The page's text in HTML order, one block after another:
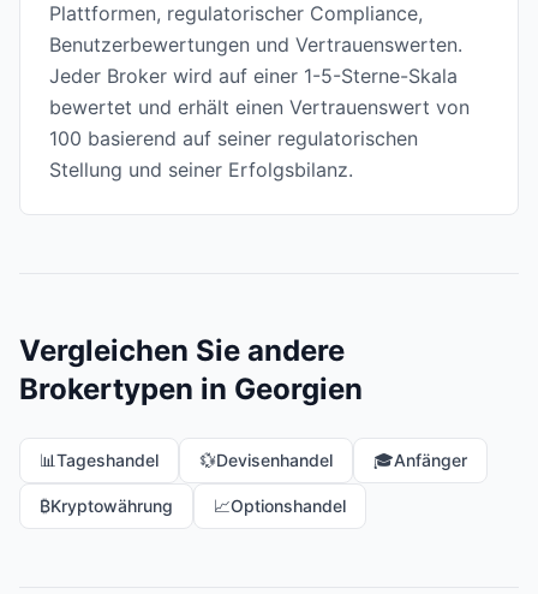
Plattformen, regulatorischer Compliance,
Benutzerbewertungen und Vertrauenswerten.
Jeder Broker wird auf einer 1-5-Sterne-Skala
bewertet und erhält einen Vertrauenswert von
100 basierend auf seiner regulatorischen
Stellung und seiner Erfolgsbilanz.
Vergleichen Sie andere
Brokertypen in Georgien
📊Tageshandel 💱Devisenhandel 🎓Anfänger
₿Kryptowährung 📈Optionshandel